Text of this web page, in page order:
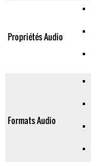
Propriétés Audio
Formats Audio